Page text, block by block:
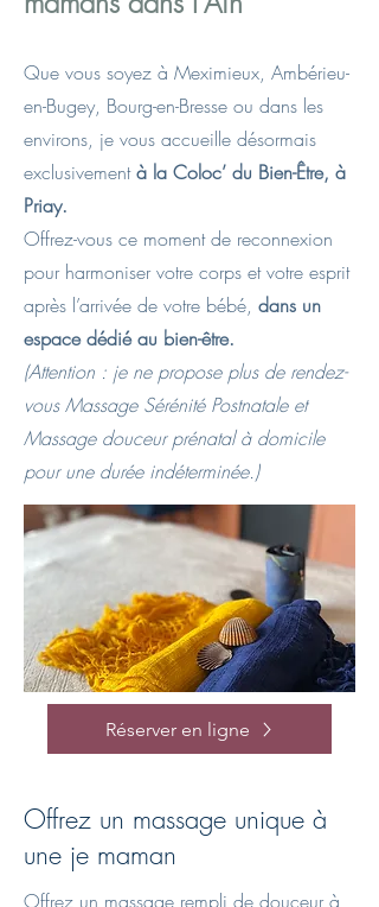
Que vous soyez à Meximieux, Ambérieu-
en-Bugey, Bourg-en-Bresse ou dans les
environs, je vous accueille désormais
exclusivementà la Coloc’ du Bien-Être, à
Priay.
Offrez-vous ce moment de reconnexion
pour harmoniser votre corps et votre esprit
après l’arrivée de votre bébé, dans un
espace dédié au bien-être.
(Attention : je ne propose plus de rendez-
vous Massage Sérénité Postnatale et
Massage douceur prénatal à domicile
pour une durée indéterminée.)
Réserver en ligne
Offrez un massage unique à
une je maman
Offrez un massage rempli de douceur à